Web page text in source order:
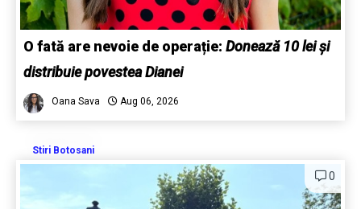
O fată are nevoie de operație: Donează 10 lei și
distribuie povestea Dianei
Oana Sava Aug 06, 2026
Stiri Botosani
0